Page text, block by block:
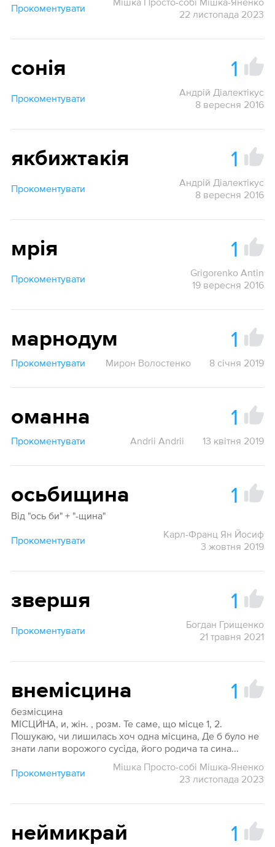
Прокоментувати
22 листопада 2023
сонія 1
Прокоментувати
Андрій Діалектікус
8 вересня 2016
якбижтакія 1
Прокоментувати
Андрій Діалектікус
8 вересня 2016
мрія 1
Прокоментувати
Grigorenko Antin
19 вересня 2016
марнодум 1
Прокоментувати Мирон Волостенко 8 січня 2019
оманна 1
Прокоментувати Andrii Andrii 13 квітня 2019
осьбищина 1
Від "ось би" + "-щина"
Прокоментувати
Карл-Франц Ян Йосиф
3 жовтня 2019
звершя 1
Прокоментувати
Богдан Грищенко
21 травня 2021
внемісцина 1
безмісцина
МІСЦИ́НА, и, жін. , розм. Те саме, що місце 1, 2.
Пошукаю, чи лишилась хоч одна місцина, Де б було не
знати лапи ворожого сусіда, його родича та сина...
Прокоментувати
Мішка Просто-собі Мішка-Яненко
23 листопада 2023
неймикрай 1